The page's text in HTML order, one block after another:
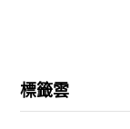
標籤雲